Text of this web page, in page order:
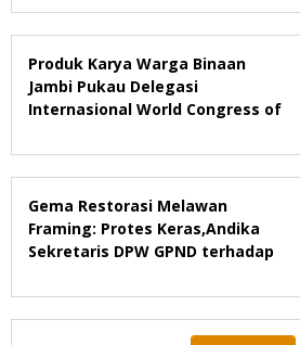
Produk Karya Warga Binaan
Jambi Pukau Delegasi
Internasional World Congress of
2026
Gema Restorasi Melawan
Framing: Protes Keras,Andika
Sekretaris DPW GPND terhadap